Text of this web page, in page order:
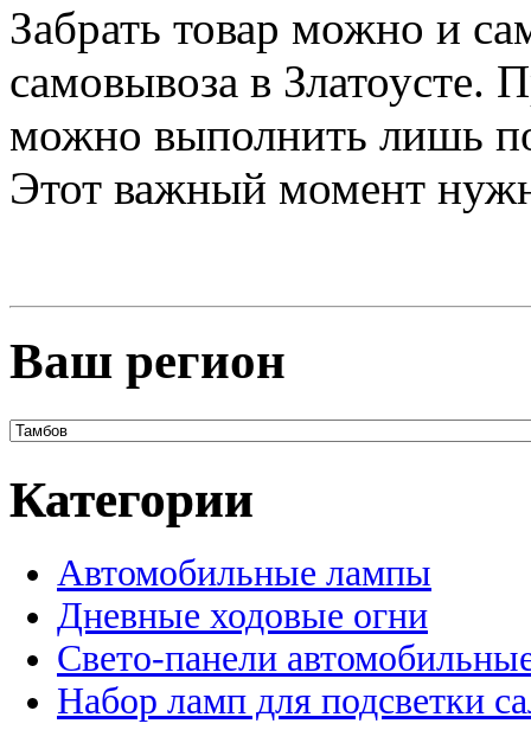
Забрать товар можно и
самовывоза в Златоусте.
можно выполнить лишь
Этот важный момент
Ваш регион
Категории
Автомобильные лампы
Дневные ходовые огни
Свето-панели
Набор ламп для подсветки